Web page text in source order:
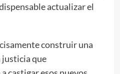
actualizar el
construir una
justicia que